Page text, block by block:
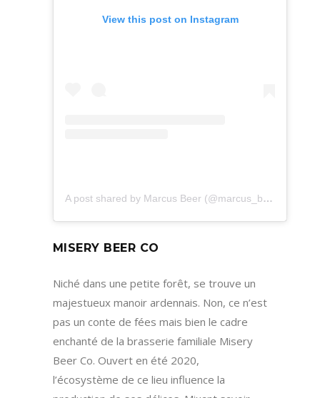
View this post on Instagram
A post shared by Marcus Beer (@marcus_beer)
MISERY BEER CO
Niché dans une petite forêt, se trouve un
majestueux manoir ardennais. Non, ce n’est
pas un conte de fées mais bien le cadre
enchanté de la brasserie familiale Misery
Beer Co. Ouvert en été 2020,
l’écosystème de ce lieu influence la